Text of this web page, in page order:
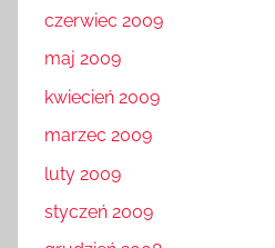
czerwiec 2009
maj 2009
kwiecień 2009
marzec 2009
luty 2009
styczeń 2009